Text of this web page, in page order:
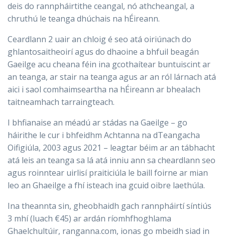
deis do rannpháirtithe ceangal, nó athcheangal, a
chruthú le teanga dhúchais na hÉireann.
Ceardlann 2 uair an chloig é seo atá oiriúnach do
ghlantosaitheoirí agus do dhaoine a bhfuil beagán
Gaeilge acu cheana féin ina gcothaítear buntuiscint ar
an teanga, ar stair na teanga agus ar an ról lárnach atá
aici i saol comhaimseartha na hÉireann ar bhealach
taitneamhach tarraingteach.
I bhfianaise an méadú ar stádas na Gaeilge – go
háirithe le cur i bhfeidhm Achtanna na dTeangacha
Oifigiúla, 2003 agus 2021 – leagtar béim ar an tábhacht
atá leis an teanga sa lá atá inniu ann sa cheardlann seo
agus roinntear uirlisí praiticiúla le baill foirne ar mian
leo an Ghaeilge a fhí isteach ina gcuid oibre laethúla.
Ina theannta sin, gheobhaidh gach rannpháirtí síntiús
3 mhí (luach €45) ar ardán ríomhfhoghlama
Ghaelchultúir, ranganna.com, ionas go mbeidh siad in